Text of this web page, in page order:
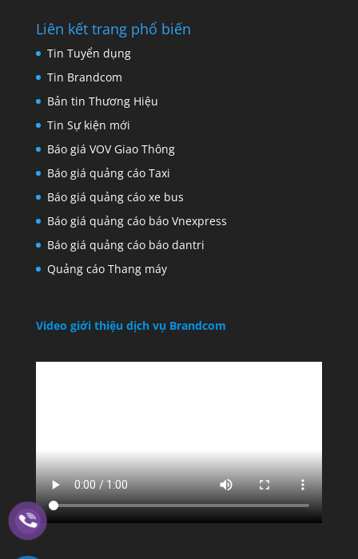
Liên kết trang phổ biến
Tin Tuyển dụng
Tin Brandcom
Bản tin Thương Hiệu
Tin Sự kiện mới
Báo giá VOV Giao Thông
Báo giá quảng cáo Taxi
Báo giá quảng cáo xe bus
Báo giá quảng cáo báo Vnexpress
Báo giá quảng cáo báo dantri
Quảng cáo Thang máy
Video giới thiệu dịch vụ Brandcom